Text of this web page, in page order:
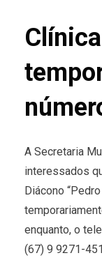
A Secretaria
interessados
Diácono
enquanto, o
(67) 9 9271-